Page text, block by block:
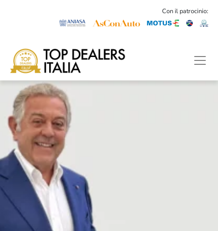
Con il patrocinio: